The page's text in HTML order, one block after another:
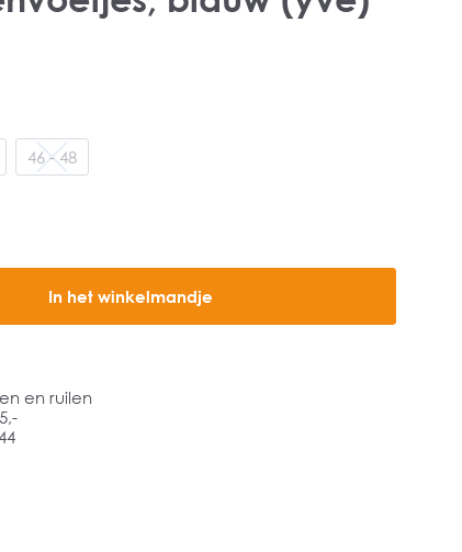
46 - 48
In het winkelmandje
en ruilen